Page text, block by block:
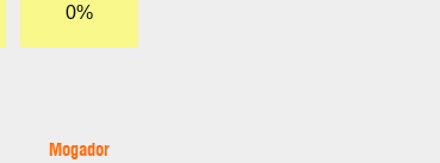
0%
Mogador